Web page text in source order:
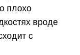
плохо
вроде
с